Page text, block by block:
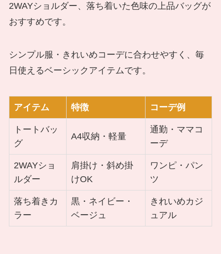
2WAYショルダー、落ち着いた色味の上品バッグが
おすすめです。
シンプル服・きれいめコーデに合わせやすく、毎
日使えるベーシックアイテムです。
アイテム 特徴 コーデ例
トートバッ
グ
A4収納・軽量
通勤・ママコ
ーデ
2WAYショ
ルダー
肩掛け・斜め掛
けOK
ワンピ・パン
ツ
落ち着きカ
ラー
黒・ネイビー・
ベージュ
きれいめカジ
ュアル